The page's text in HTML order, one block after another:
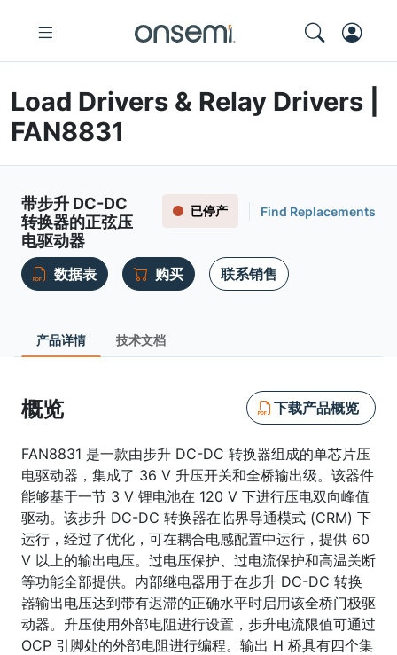
Load Drivers & Relay Drivers |
FAN8831
带步升 DC-DC
转换器的正弦压
电驱动器
已停产 Find Replacements
数据表 购买 联系销售
产品详情 技术文档
概览 下载产品概览
FAN8831 是一款由步升 DC-DC 转换器组成的单芯片压
电驱动器，集成了 36 V 升压开关和全桥输出级。该器件
能够基于一节 3 V 锂电池在 120 V 下进行压电双向峰值
驱动。该步升 DC-DC 转换器在临界导通模式 (CRM) 下
运行，经过了优化，可在耦合电感配置中运行，提供 60
V 以上的输出电压。过电压保护、过电流保护和高温关断
等功能全部提供。内部继电器用于在步升 DC-DC 转换
器输出电压达到带有迟滞的正确水平时启用该全桥门极驱
动器。升压使用外部电阻进行设置，步升电流限值可通过
OCP 引脚处的外部电阻进行编程。输出 H 桥具有四个集